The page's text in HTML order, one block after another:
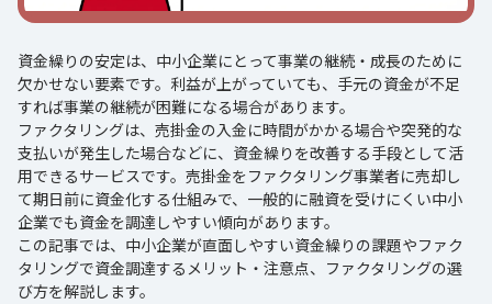
資金繰りの安定は、中小企業にとって事業の継続・成長のために
欠かせない要素です。利益が上がっていても、手元の資金が不足
すれば事業の継続が困難になる場合があります。
ファクタリングは、売掛金の入金に時間がかかる場合や突発的な
支払いが発生した場合などに、資金繰りを改善する手段として活
用できるサービスです。売掛金をファクタリング事業者に売却し
て期日前に資金化する仕組みで、一般的に融資を受けにくい中小
企業でも資金を調達しやすい傾向があります。
この記事では、中小企業が直面しやすい資金繰りの課題やファク
タリングで資金調達するメリット・注意点、ファクタリングの選
び方を解説します。